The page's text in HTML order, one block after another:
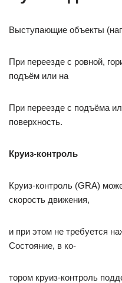
Выступающие объекты
При переезде с ровной,
подъём или на
При переезде с подъёма
поверхность.
Круиз-контроль
Круиз-контроль (GRA)
скорость движения,
и при этом не требуется
Состояние, в ко-
тором круиз-контроль